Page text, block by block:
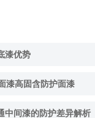
漆优势
漆高固含防护面漆
中间漆的防护差异解析